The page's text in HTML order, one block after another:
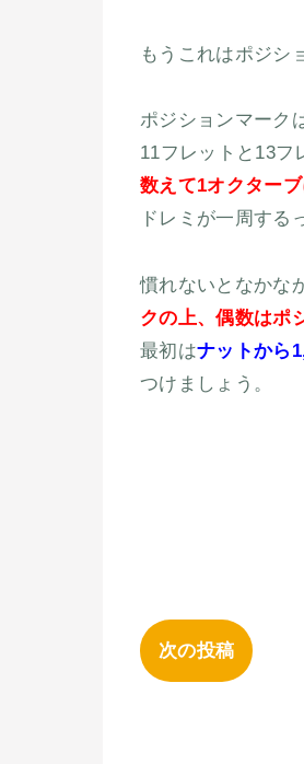
もうこれはポジシ
ポジションマーク
11フレットと13フ
数えて1オクター
ドレミが一周する
慣れないとなかな
クの上、偶数はポ
最初はナットから
つけましょう。
次の投稿